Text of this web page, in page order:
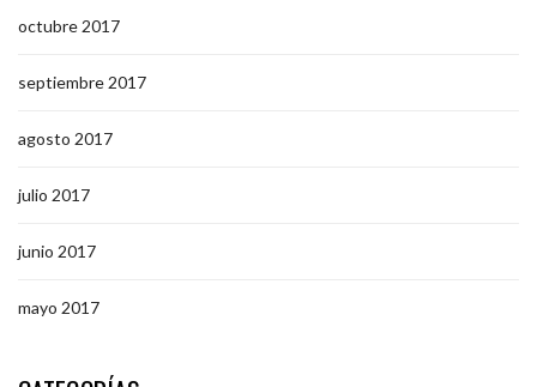
octubre 2017
septiembre 2017
agosto 2017
julio 2017
junio 2017
mayo 2017